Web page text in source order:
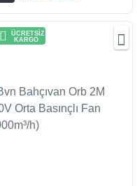
ÜCRETSİZ
KARGO